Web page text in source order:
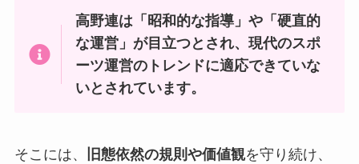
高野連は「昭和的な指導」や「硬直的
な運営」が目立つとされ、現代のスポ
ーツ運営のトレンドに適応できていな
いとされています。
そこには、 旧態依然の規則や価値観を守り続け、